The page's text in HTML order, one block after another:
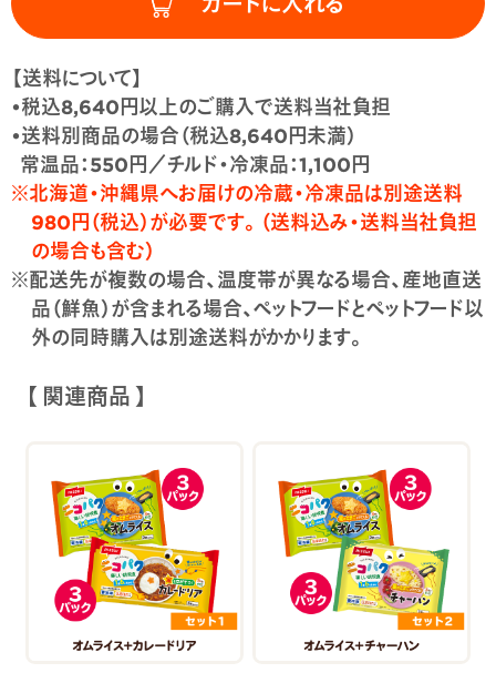
【送料について】
•税込8,640円以上のご購入で送料当社負担
•送料別商品の場合（税込8,640円未満）
常温品：550円／チルド・冷凍品：1,100円
※北海道・沖縄県へお届けの冷蔵・冷凍品は別途送料
980円（税込）が必要です。（送料込み・送料当社負担
の場合も含む）
※配送先が複数の場合、温度帯が異なる場合、産地直送
品（鮮魚）が含まれる場合、ペットフードとペットフード以
外の同時購入は別途送料がかかります。
【 関連商品 】